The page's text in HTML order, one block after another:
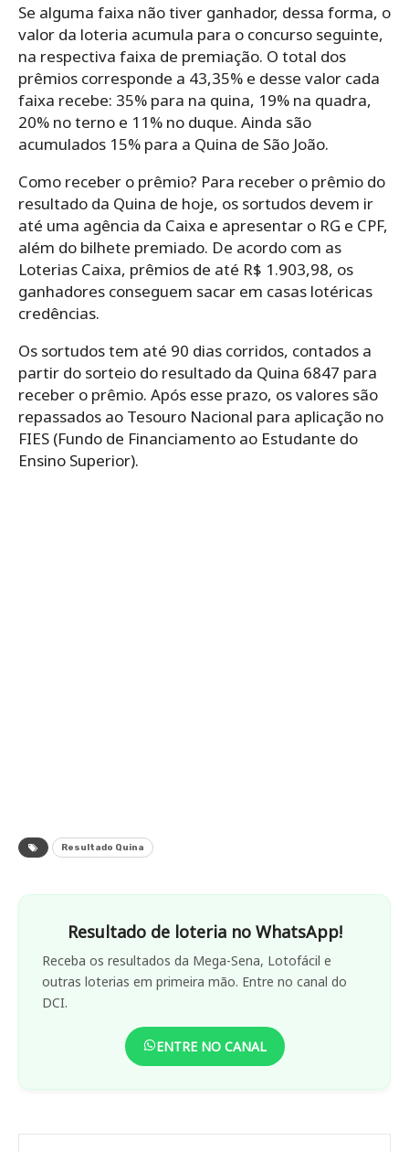
Se alguma faixa não tiver ganhador, dessa forma, o
valor da loteria acumula para o concurso seguinte,
na respectiva faixa de premiação. O total dos
prêmios corresponde a 43,35% e desse valor cada
faixa recebe: 35% para na quina, 19% na quadra,
20% no terno e 11% no duque. Ainda são
acumulados 15% para a Quina de São João.
Como receber o prêmio? Para receber o prêmio do
resultado da Quina de hoje, os sortudos devem ir
até uma agência da Caixa e apresentar o RG e CPF,
além do bilhete premiado. De acordo com as
Loterias Caixa, prêmios de até R$ 1.903,98, os
ganhadores conseguem sacar em casas lotéricas
credências.
Os sortudos tem até 90 dias corridos, contados a
partir do sorteio do resultado da Quina 6847 para
receber o prêmio. Após esse prazo, os valores são
repassados ao Tesouro Nacional para aplicação no
FIES (Fundo de Financiamento ao Estudante do
Ensino Superior).
Resultado Quina
Resultado de loteria no WhatsApp!
Receba os resultados da Mega-Sena, Lotofácil e
outras loterias em primeira mão. Entre no canal do
DCI.
ENTRE NO CANAL